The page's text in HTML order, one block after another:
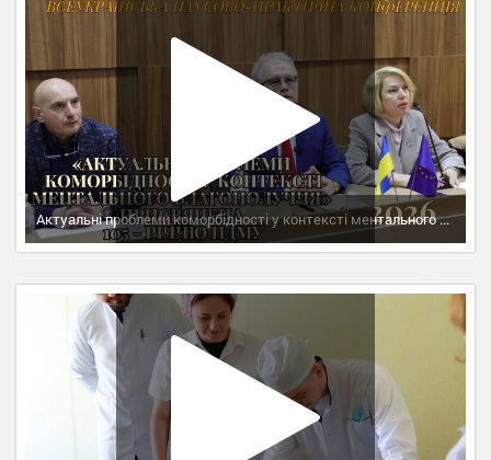
Актуальні проблеми коморбідності у контексті ментального благополуччя